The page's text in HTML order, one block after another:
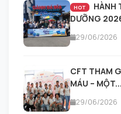
HOT
HÀNH
DƯỠNG
29/06/2026
CFT THAM
MÁU – MỘT...
29/06/2026